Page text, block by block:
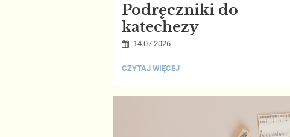
Podręczniki do
katechezy
14.07.2026
PODRĘCZNIKI
CZYTAJ WIĘCEJ